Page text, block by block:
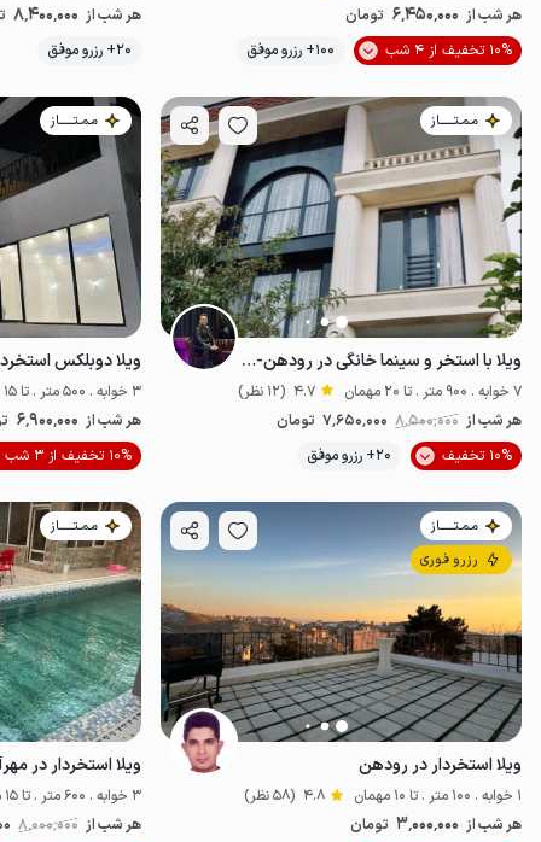
هر شب از 6٬450٬000 تومان
10% تخفیف از 4 شب
100+ رزرو موفق موقعیت در نقشه
هر شب از 8٬400٬000
20+ رزرو موفق
مـمـتــــــاز
ویلا با استخر و سینما خانگی در رودهن-۷ خوابه
7 خوابه . 900 متر . تا 20 مهمان 4.7 (12 نظر)
هر شب از 8٬500٬000 7٬650٬000 تومان
10% تخفیف
20+ رزرو موفق پت‌نواز
مـمـتــــــاز
ویلا دوبلکس
3 خوابه . 500 متر . تا 15 مهمان
هر شب از 6٬900٬000
10% تخفیف از 3 شب
مـمـتــــــاز
رزرو فوری
ویلا استخردار در رودهن
1 خوابه . 100 متر . تا 10 مهمان 4.8 (58 نظر)
هر شب از 3٬000٬000 تومان
مـمـتــــــاز
ویلا استخردار در
3 خوابه . 600 متر . تا 15 مهمان
هر شب از 8٬000٬000